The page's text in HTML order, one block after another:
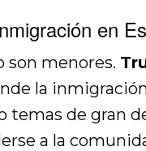
en
son menores.
la
temas de gran
a la